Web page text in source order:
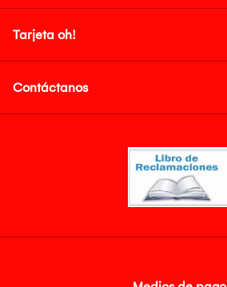
Tarjeta oh!
Contáctanos